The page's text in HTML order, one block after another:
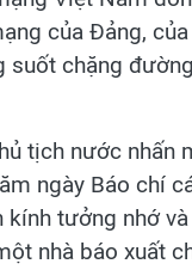
của Đảng,
suốt chặng
tịch nước nhấn
ngày Báo chí
kính tưởng nhớ
nhà báo xuất